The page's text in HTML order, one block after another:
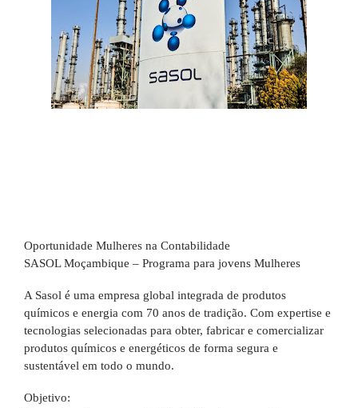
Oportunidade Mulheres na Contabilidade
SASOL Moçambique – Programa para jovens Mulheres
A Sasol é uma empresa global integrada de produtos
químicos e energia com 70 anos de tradição. Com expertise e
tecnologias selecionadas para obter, fabricar e comercializar
produtos químicos e energéticos de forma segura e
sustentável em todo o mundo.
Objetivo: